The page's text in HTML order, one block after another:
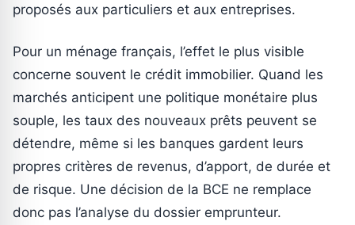
proposés aux particuliers et aux entreprises.
Pour un ménage français, l’effet le plus visible
concerne souvent le crédit immobilier. Quand les
marchés anticipent une politique monétaire plus
souple, les taux des nouveaux prêts peuvent se
détendre, même si les banques gardent leurs
propres critères de revenus, d’apport, de durée et
de risque. Une décision de la BCE ne remplace
donc pas l’analyse du dossier emprunteur.